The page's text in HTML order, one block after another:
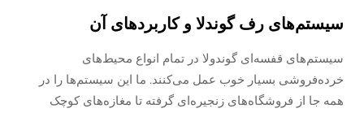
سیستم‌های رف گوندلا و کاربردهای آن
سیستم‌های قفسه‌ای گوندولا در تمام انواع محیط‌های
خرده‌فروشی بسیار خوب عمل می‌کنند. ما این سیستم‌ها را در
همه جا از فروشگاه‌های زنجیره‌ای گرفته تا مغازه‌های کوچک